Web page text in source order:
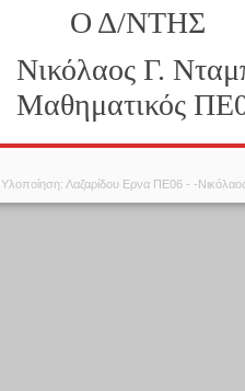
Ο Δ/ΝΤΗΣ
Νικόλαος Γ.
Μαθηματικός
. Υλοποίηση: Λαζαρίδου Ερνα ΠΕ06 - -